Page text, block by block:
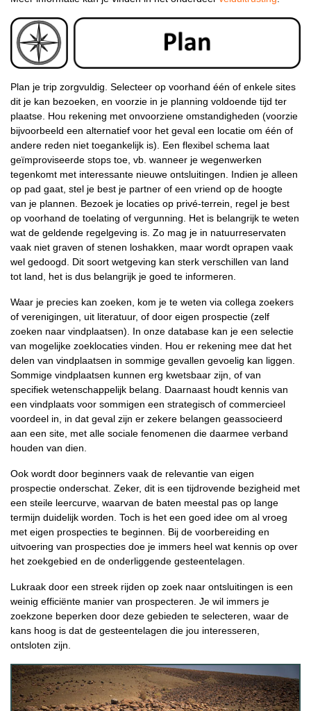
Plan je trip zorgvuldig. Selecteer op voorhand één of enkele sites
dit je kan bezoeken, en voorzie in je planning voldoende tijd ter
plaatse. Hou rekening met onvoorziene omstandigheden (voorzie
bijvoorbeeld een alternatief voor het geval een locatie om één of
andere reden niet toegankelijk is). Een flexibel schema laat
geïmproviseerde stops toe, vb. wanneer je wegenwerken
tegenkomt met interessante nieuwe ontsluitingen. Indien je alleen
op pad gaat, stel je best je partner of een vriend op de hoogte
van je plannen. Bezoek je locaties op privé-terrein, regel je best
op voorhand de toelating of vergunning. Het is belangrijk te weten
wat de geldende regelgeving is. Zo mag je in natuurreservaten
vaak niet graven of stenen loshakken, maar wordt oprapen vaak
wel gedoogd. Dit soort wetgeving kan sterk verschillen van land
tot land, het is dus belangrijk je goed te informeren.
Waar je precies kan zoeken, kom je te weten via collega zoekers
of verenigingen, uit literatuur, of door eigen prospectie (zelf
zoeken naar vindplaatsen). In onze database kan je een selectie
van mogelijke zoeklocaties vinden. Hou er rekening mee dat het
delen van vindplaatsen in sommige gevallen gevoelig kan liggen.
Sommige vindplaatsen kunnen erg kwetsbaar zijn, of van
specifiek wetenschappelijk belang. Daarnaast houdt kennis van
een vindplaats voor sommigen een strategisch of commercieel
voordeel in, in dat geval zijn er zekere belangen geassocieerd
aan een site, met alle sociale fenomenen die daarmee verband
houden van dien.
Ook wordt door beginners vaak de relevantie van eigen
prospectie onderschat. Zeker, dit is een tijdrovende bezigheid met
een steile leercurve, waarvan de baten meestal pas op lange
termijn duidelijk worden. Toch is het een goed idee om al vroeg
met eigen prospecties te beginnen. Bij de voorbereiding en
uitvoering van prospecties doe je immers heel wat kennis op over
het zoekgebied en de onderliggende gesteentelagen.
Lukraak door een streek rijden op zoek naar ontsluitingen is een
weinig efficiënte manier van prospecteren. Je wil immers je
zoekzone beperken door deze gebieden te selecteren, waar de
kans hoog is dat de gesteentelagen die jou interesseren,
ontsloten zijn.